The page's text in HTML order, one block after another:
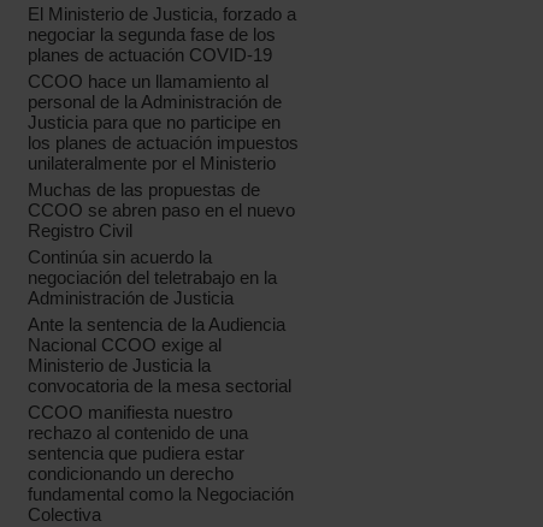
El Ministerio de Justicia, forzado a
negociar la segunda fase de los
planes de actuación COVID-19
CCOO hace un llamamiento al
personal de la Administración de
Justicia para que no participe en
los planes de actuación impuestos
unilateralmente por el Ministerio
Muchas de las propuestas de
CCOO se abren paso en el nuevo
Registro Civil
Continúa sin acuerdo la
negociación del teletrabajo en la
Administración de Justicia
Ante la sentencia de la Audiencia
Nacional CCOO exige al
Ministerio de Justicia la
convocatoria de la mesa sectorial
CCOO manifiesta nuestro
rechazo al contenido de una
sentencia que pudiera estar
condicionando un derecho
fundamental como la Negociación
Colectiva